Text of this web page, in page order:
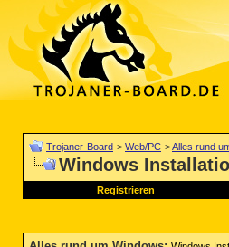
Trojaner-Board > Web/PC >Alles rund
Windows
Registrieren